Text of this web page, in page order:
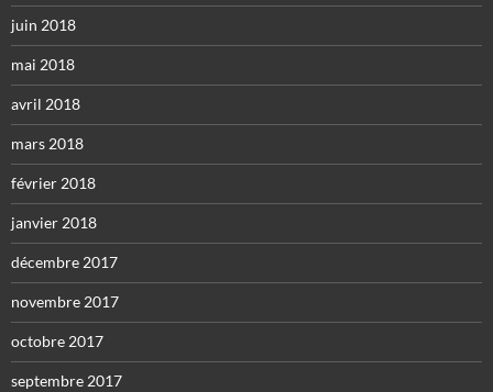
juin 2018
mai 2018
avril 2018
mars 2018
février 2018
janvier 2018
décembre 2017
novembre 2017
octobre 2017
septembre 2017